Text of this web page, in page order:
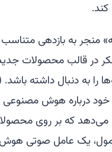
منجر به بازدهی
در قالب محصولات
درباره هوش مصنوعی
می‌دهد که بر روی
یک عامل صوتی